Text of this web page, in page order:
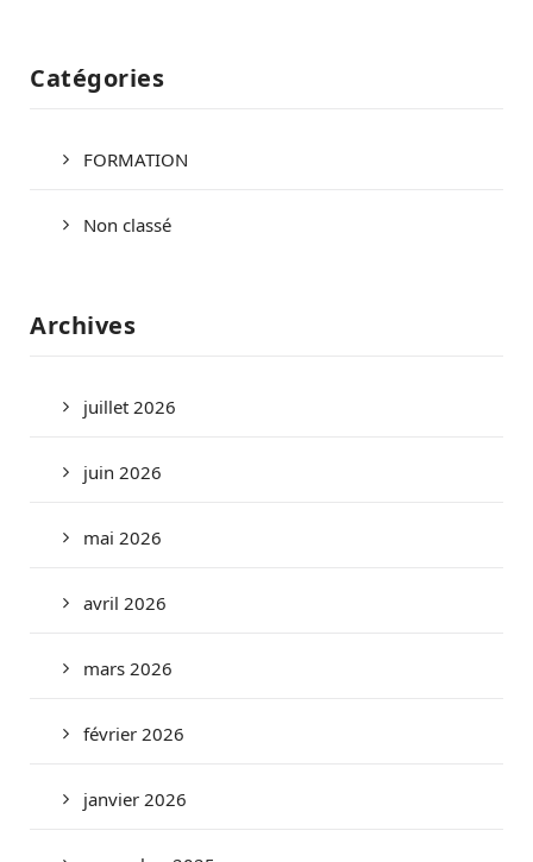
Catégories
FORMATION
Non classé
Archives
juillet 2026
juin 2026
mai 2026
avril 2026
mars 2026
février 2026
janvier 2026